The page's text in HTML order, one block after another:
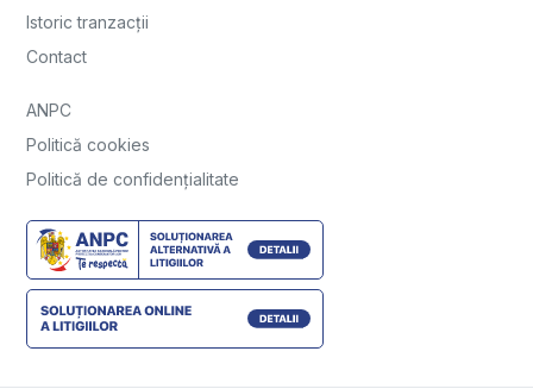
Istoric tranzacții
Contact
ANPC
Politică cookies
Politică de confidențialitate